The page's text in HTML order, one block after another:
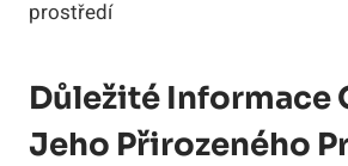
Důležité Informace
Jeho Přirozeného